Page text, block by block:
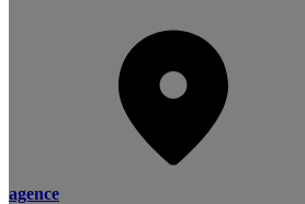
agence